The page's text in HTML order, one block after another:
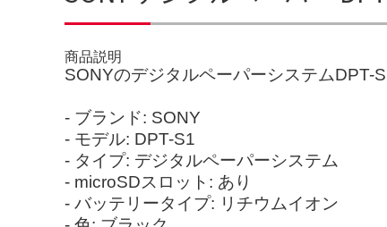
商品説明
SONYのデジタルペーパーシステムDPT-
- ブランド: SONY
- モデル: DPT-S1
- タイプ: デジタルペーパーシステム
- microSDスロット: あり
- バッテリータイプ: リチウムイオン